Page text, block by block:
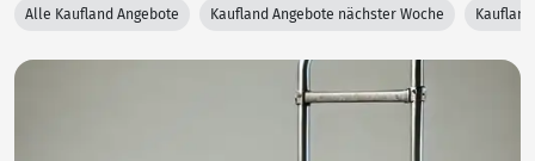
Alle Kaufland Angebote Kaufland Angebote nächster Woche